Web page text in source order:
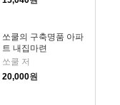
쏘쿨의 구축명품 아파
트 내집마련
쏘쿨 저
20,000원